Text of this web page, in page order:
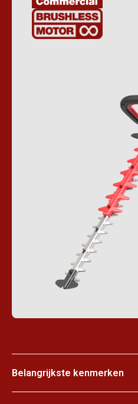
Belangrijkste kenmerken